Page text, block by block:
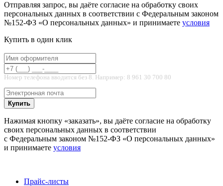
Отправляя запрос, вы даёте согласие на обработку своих
персональных данных в соответствии с Федеральным законом
№152-ФЗ «О персональных данных» и принимаете условия
Купить в один клик
Номер телефона вводится без 8. Например: 8 961 30 700 80
Купить
Нажимая кнопку «заказать», вы даёте согласие на обработку
своих персональных данных в соответствии
с Федеральным законом №152-ФЗ «О персональных данных»
и принимаете условия
Прайс-листы